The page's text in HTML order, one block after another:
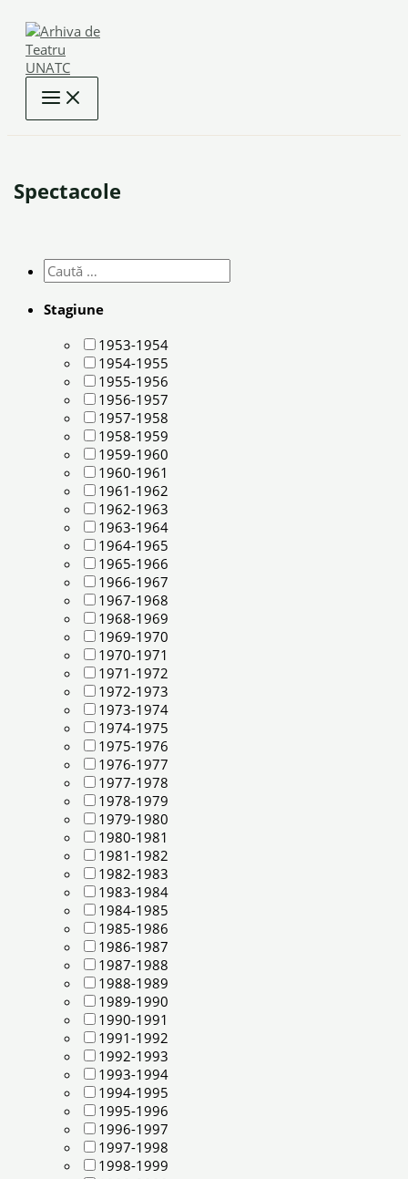
content
Spectacole
Stagiune
1953-1954
1954-1955
1955-1956
1956-1957
1957-1958
1958-1959
1959-1960
1960-1961
1961-1962
1962-1963
1963-1964
1964-1965
1965-1966
1966-1967
1967-1968
1968-1969
1969-1970
1970-1971
1971-1972
1972-1973
1973-1974
1974-1975
1975-1976
1976-1977
1977-1978
1978-1979
1979-1980
1980-1981
1981-1982
1982-1983
1983-1984
1984-1985
1985-1986
1986-1987
1987-1988
1988-1989
1989-1990
1990-1991
1991-1992
1992-1993
1993-1994
1994-1995
1995-1996
1996-1997
1997-1998
1998-1999